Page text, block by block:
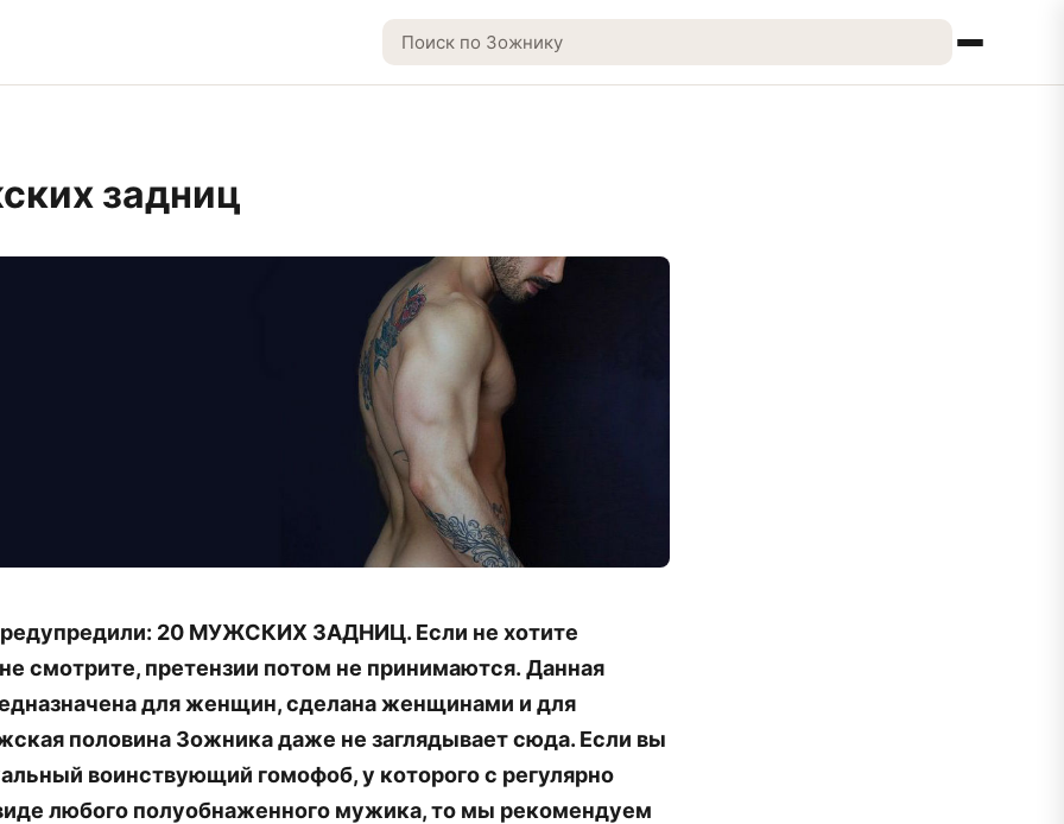
задниц
20 МУЖСКИХ ЗАДНИЦ. Если не хотите
смотрите, претензии потом не принимаются. Данная
для женщин, сделана женщинами и для
половина Зожника даже не заглядывает сюда. Если вы
воинствующий гомофоб, у которого с регулярно
любого полуобнаженного мужика, то мы рекомендуем